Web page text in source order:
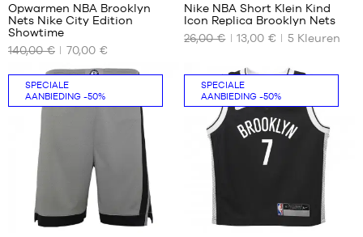
ONZE
BESCHIKBARE
MATEN
XS
S
Opwarmen NBA Brooklyn
Nets Nike City Edition
Showtime
140,00 €
70,00 €
ONZE
BESCHIKBARE
4
jaar
100-
110
cm
5-6
jaar
110-
Nike NBA Short Klein Kind
Icon Replica Brooklyn Nets
26,00 €
13,00 € 5 Kleuren
SPECIALE
AANBIEDING -50%
86
SPECIALE
AANBIEDING -50%